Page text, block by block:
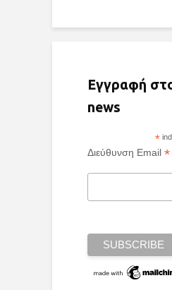
Εγγραφή
news
*
Διεύθυνση Email *